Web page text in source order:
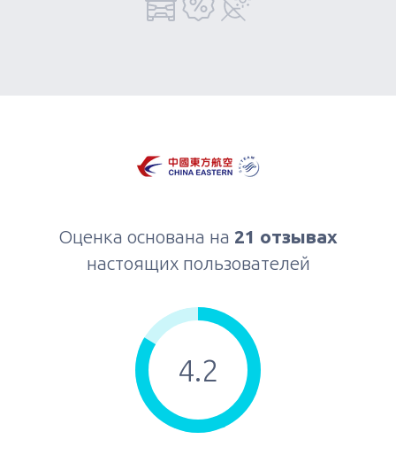
Оценка основана на 21 отзывах
настоящих пользователей
4.2